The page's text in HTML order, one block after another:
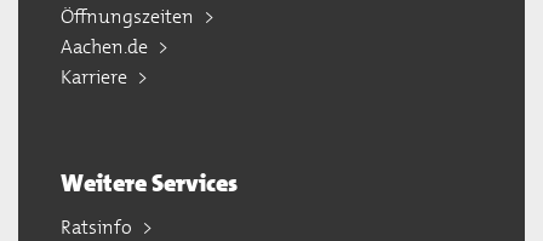
Öffnungszeiten
Aachen.de
Karriere
Weitere Services
Ratsinfo